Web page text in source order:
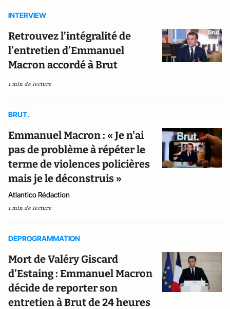
INTERVIEW
Retrouvez l’intégralité de
l’entretien d’Emmanuel
Macron accordé à Brut
1 min de lecture
BRUT.
Emmanuel Macron : « Je n'ai
pas de problème à répéter le
terme de violences policières
mais je le déconstruis »
Atlantico Rédaction
1 min de lecture
DEPROGRAMMATION
Mort de Valéry Giscard
d'Estaing : Emmanuel Macron
décide de reporter son
entretien à Brut de 24 heures